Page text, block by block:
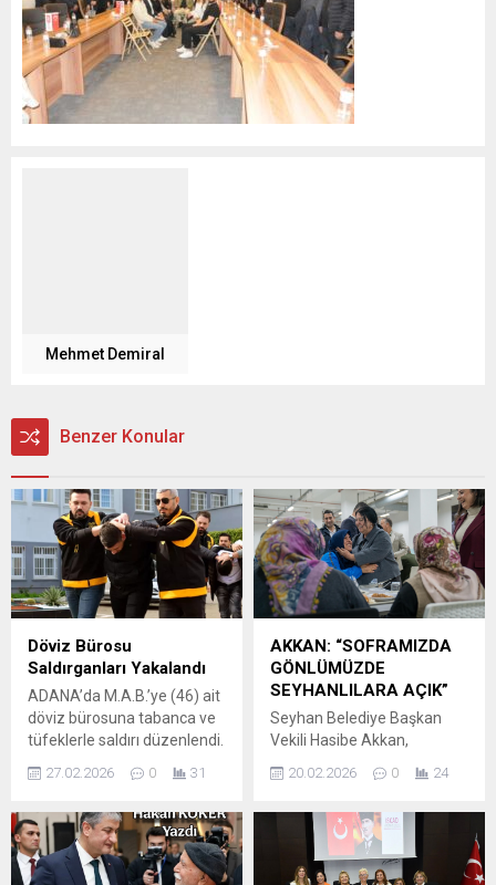
Mehmet Demiral
Benzer Konular
Döviz Bürosu
Saldırganları Yakalandı
ADANA’da M.A.B.’ye (46) ait
döviz bürosuna tabanca ve
tüfeklerle saldırı düzenlendi.
yansırken, otomobille kaçan
düşürdükleri kontak
anahtarı sayesinde
yakalandı. Olay, 23 Şubat’ta
27.02.2026 0 31
AKKAN: “SOFRAMIZDA
GÖNLÜMÜZDE
SEYHANLILARA AÇIK”
Seyhan Belediye Başkan
Vekili Hasibe Akkan,
Seyhan Belediyesi
Lokantası’nda düzenlenen
iftar programında
vatandaşlarla bir araya
20.02.2026 0 24